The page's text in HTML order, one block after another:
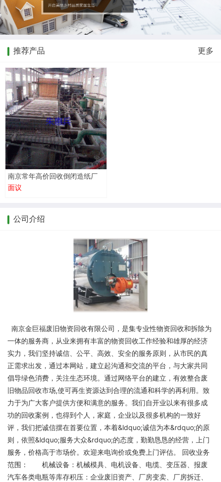
推荐产品 更多
南京常年高价回收倒闭造纸厂
面议
公司介绍
南京金巨福废旧物资回收有限公司，是集专业性物资回收和拆除为
一体的服务商，从业来拥有丰富的物资回收工作经验和雄厚的经济
实力，我们坚持诚信、公平、高效、安全的服务原则，从市民的真
正需求出发，通过本网站，建立起沟通和交流的平台，与大家共同
倡导绿色消费，关注生态环境。通过网络平台的建立，有效整合废
旧物品回收市场,使可再生资源达到合理的流通和科学的再利用。致
力于为广大客户提供方便和满意的服务。我们自开业以来有很多成
功的回收案例，也得到个人，家庭，企业以及很多机构的一致好
评，我们把诚信摆在首要位置，本着&ldquo;诚信为本&rdquo;的原
则，依照&ldquo;服务大众&rdquo;的态度，勤勤恳恳的经营，上门
服务，价格高于市场价。欢迎来电询价或免费上门评估。 回收业务
范围： 机械设备：机械模具、电机设备、电缆、变压器、报废
汽车各类电瓶等库存积压：企业废旧资产、厂房变卖、厂房拆迁、